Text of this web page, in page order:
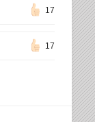
17
17